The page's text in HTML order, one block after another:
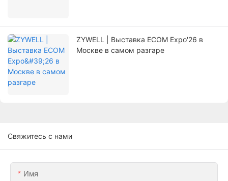
ZYWELL | Выставка ECOM Expo'26 в
Москве в самом разгаре
Свяжитесь с нами
Имя